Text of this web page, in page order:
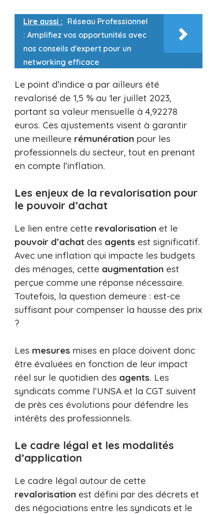
Lire aussi : Réseau Professionnel
: Amplifiez vos opportunités avec
nos conseils d'expert pour un
networking efficace
Le point d’indice a par ailleurs été
revalorisé de 1,5 % au 1er juillet 2023,
portant sa valeur mensuelle à 4,92278
euros. Ces ajustements visent à garantir
une meilleure rémunération pour les
professionnels du secteur, tout en prenant
en compte l’inflation.
Les enjeux de la revalorisation pour
le pouvoir d’achat
Le lien entre cette revalorisation et le
pouvoir d’achat des agents est significatif.
Avec une inflation qui impacte les budgets
des ménages, cette augmentation est
perçue comme une réponse nécessaire.
Toutefois, la question demeure : est-ce
suffisant pour compenser la hausse des prix
?
Les mesures mises en place doivent donc
être évaluées en fonction de leur impact
réel sur le quotidien des agents. Les
syndicats comme l’UNSA et la CGT suivent
de près ces évolutions pour défendre les
intérêts des professionnels.
Le cadre légal et les modalités
d’application
Le cadre légal autour de cette
revalorisation est défini par des décrets et
des négociations entre les syndicats et le